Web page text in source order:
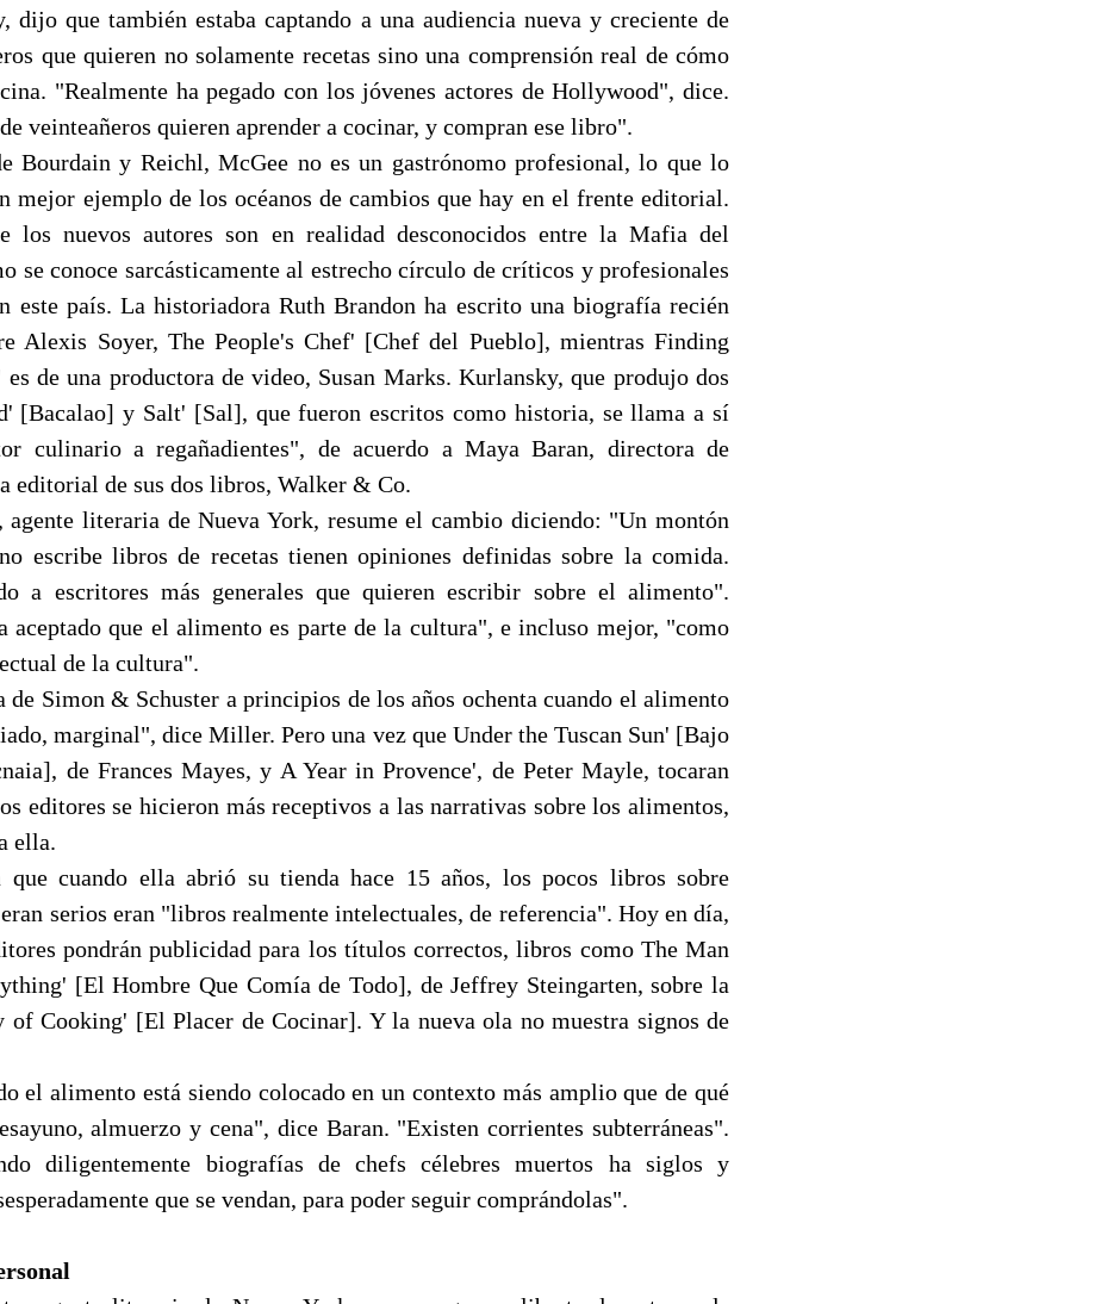
dijo que también estaba captando a una audiencia nueva y creciente de
que quieren no solamente recetas sino una comprensión real de cómo
"Realmente ha pegado con los jóvenes actores de Hollywood", dice.
veinteañeros quieren aprender a cocinar, y compran ese libro".
Bourdain y Reichl, McGee no es un gastrónomo profesional, lo que lo
mejor ejemplo de los océanos de cambios que hay en el frente editorial.
los nuevos autores son en realidad desconocidos entre la Mafia del
se conoce sarcásticamente al estrecho círculo de críticos y profesionales
este país. La historiadora Ruth Brandon ha escrito una biografía recién
Alexis Soyer, The People's Chef' [Chef del Pueblo], mientras Finding
de una productora de video, Susan Marks. Kurlansky, que produjo dos
[Bacalao] y Salt' [Sal], que fueron escritos como historia, se llama a sí
culinario a regañadientes", de acuerdo a Maya Baran, directora de
editorial de sus dos libros, Walker & Co.
literaria de Nueva York, resume el cambio diciendo: "Un montón
escribe libros de recetas tienen opiniones definidas sobre la comida.
a escritores más generales que quieren escribir sobre el alimento".
aceptado que el alimento es parte de la cultura", e incluso mejor, "como
de la cultura".
de Simon & Schuster a principios de los años ochenta cuando el alimento
marginal", dice Miller. Pero una vez que Under the Tuscan Sun' [Bajo
de Frances Mayes, y A Year in Provence', de Peter Mayle, tocaran
editores se hicieron más receptivos a las narrativas sobre los alimentos,
ella.
que cuando ella abrió su tienda hace 15 años, los pocos libros sobre
serios eran "libros realmente intelectuales, de referencia". Hoy en día,
pondrán publicidad para los títulos correctos, libros como The Man
[El Hombre Que Comía de Todo], de Jeffrey Steingarten, sobre la
of Cooking' [El Placer de Cocinar]. Y la nueva ola no muestra signos de
el alimento está siendo colocado en un contexto más amplio que de qué
almuerzo y cena", dice Baran. "Existen corrientes subterráneas".
diligentemente biografías de chefs célebres muertos ha siglos y
que se vendan, para poder seguir comprándolas".